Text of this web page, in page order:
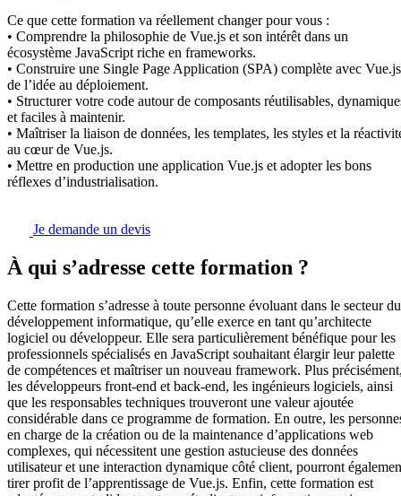
Ce que cette formation va réellement changer pour vous :
• Comprendre la philosophie de Vue.js et son intérêt dans un
écosystème JavaScript riche en frameworks.
• Construire une Single Page Application (SPA) complète avec
de l’idée au déploiement.
• Structurer votre code autour de composants réutilisables,
et faciles à maintenir.
• Maîtriser la liaison de données, les templates, les styles et la
au cœur de Vue.js.
• Mettre en production une application Vue.js et adopter les bons
réflexes d’industrialisation.
Je demande un devis
À qui s’adresse cette formation ?
Cette formation s’adresse à toute personne évoluant dans le secteur du
développement informatique, qu’elle exerce en tant qu’architecte
logiciel ou développeur. Elle sera particulièrement bénéfique pour les
professionnels spécialisés en JavaScript souhaitant élargir leur palette
de compétences et maîtriser un nouveau framework. Plus
les développeurs front-end et back-end, les ingénieurs logiciels, ainsi
que les responsables techniques trouveront une valeur ajoutée
considérable dans ce programme de formation. En outre, les
en charge de la création ou de la maintenance d’applications web
complexes, qui nécessitent une gestion astucieuse des données
utilisateur et une interaction dynamique côté client, pourront
tirer profit de l’apprentissage de Vue.js. Enfin, cette formation est